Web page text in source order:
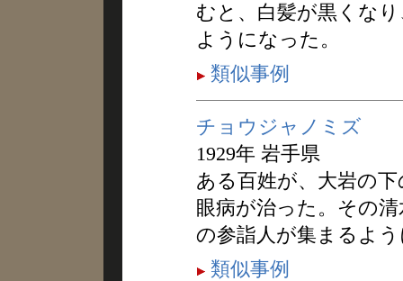
むと、白髪が黒くな
ようになった。
類似事例
チョウジャノミズ
1929年 岩手県
ある百姓が、大岩の
眼病が治った。その
の参詣人が集まるよ
類似事例